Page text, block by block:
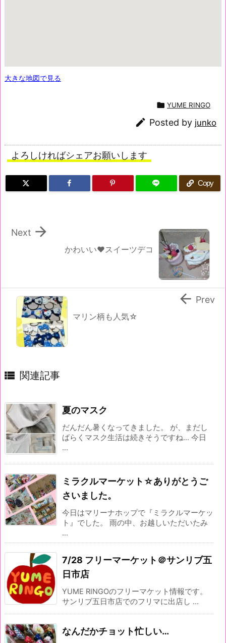
大きな地図で見る
 YUME RINGO
 Posted by junko
よろしければシェアお願いします
Copy
かわいい♥スイーツデコ

Next
マリン柄も人気☆
 Prev
 関連記事
夏のマスク
だんだん暑くなってきました。 が、まだし
ばらくマスク生活は続きそうですね… 今日
...
ミラクルマーケット☆ありがとうご
さいました。
今日はマリーナホップで『ミラクルマーケッ
ト』でした。 雨の中、お越しいただいたみ
...
7/28 フリーマーケット＠サンリブ五
日市店
YUME RINGOのフリーマケット情報です。
サンリブ五日市店でのフリマに出店し ...
なんだかチョット忙しい…